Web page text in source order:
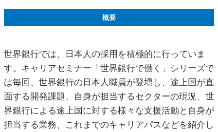
概要
世界銀行では、日本人の採用を積極的に行っていま
す。キャリアセミナー「世界銀行で働く」シリーズで
は毎回、世界銀行の日本人職員が登壇し、途上国が直
面する開発課題、自身が担当するセクターの現況、世
界銀行による途上国に対する様々な支援活動と自身が
担当する業務、これまでのキャリアパスなどを紹介し